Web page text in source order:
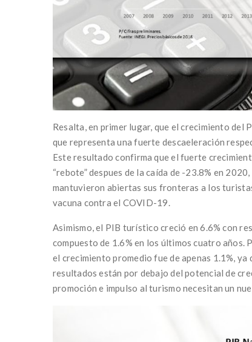
Resalta, en primer lugar, que el crecimiento
que representa una fuerte descaeleración
Este resultado confirma que el fuerte
“rebote” despues de la caída de -23.8% en
mantuvieron abiertas sus fronteras a los
vacuna contra el COVID-19.
Asimismo, el PIB turístico creció en 6.6% con
compuesto de 1.6% en los últimos cuatro años.
el crecimiento promedio fue de apenas 1.1%,
resultados están por debajo del potencial de
promoción e impulso al turismo necesitan un